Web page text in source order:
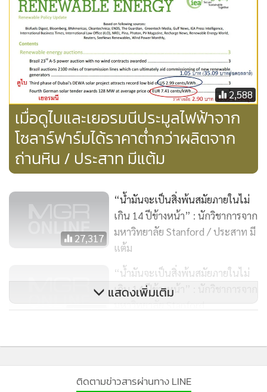
เมืองดูไบเท่ากัน (สมมตินะครับสมมติ) โดยการเทียบ
บัญญัติไตรยางศ์ก็พบว่า ผู้ชนะการประมูลในเมืองดูไบน่าจะ
เสนอราคาในประเทศไทยได้ที่ 1.75 บาทต่อหน่วย เนื่องจากพลัง
แสงแดดในประเทศไทยต่ำกว่าเมืองดูไบค่อนข้างมาก
ผมเชื่อว่าข้อมูลที่ผมได้นำเสนอมานี้ คงจะช็อกความรู้สึกของใคร
หลายคน โดยเฉพาะอย่างยิ่งผู้บริหารหน่วยงานของรัฐที่เกี่ยวข้อง
ถ้ามองกันในแง่ดีๆ ก็เพราะว่าคนเหล่านั้นตามโลกไม่ทันนั่นเอง
มัวแต่ยุ่งอยู่กับการบริหารงานเอกสารจนหมดเวลา
อ้อ ผมลืมบอกไปนิดหนึ่งว่า การประมูลของประเทศเยอรมนีที่
ผ่านมา ผู้ประมูลได้จะต้องผลิตไฟฟ้าเข้าสู่ระบบภายในปี 2561
ครับ (ถ้าจำไม่ผิด) โดยต้องมีการวางเงินมัดจำเรียบร้อย
ระหว่างที่ผมเขียนบทความนี้ เพื่อนคนเดิมได้ส่งข้อความมาถึงผม
เป็นการส่วนตัวว่า “บางบริษัทที่ชนะการประมูลไปแล้ว ก็ไม่
สามารถปฏิบัติได้จริง ดังนั้น รัฐบาลเยอรมนีจึงต้องมีความ
ประเทศเยอรมนีกำลังศึกษาวิธีการและมาตรการดังกล่าวอยู่ ซึ่ง
เป็นของใหม่ของประเทศเขาเหมือนกัน
2,588
เมื่อดูไบและเยอรมนีประมูลไฟฟ้าจาก
โซลาร์ฟาร์มได้ราคาต่ำกว่าผลิตจาก
ถ่านหิน / ประสาท มีแต้ม
27,317
“น้ำมันจะเป็นสิ่งพ้นสมัยภายในไม่
เกิน 14 ปีข้างหน้า” : นักวิชาการจาก
มหาวิทยาลัย Stanford / ประสาท มี
แต้ม
1,977
“น้ำมันจะเป็นสิ่งพ้นสมัยภายในไม่
เกิน 14 ปีข้างหน้า” : นักวิชาการจาก
มหาวิทยาลัย Stanford
7,510
แสดงเพิ่มเติม
ติดตามข่าวสารผ่านทาง LINE